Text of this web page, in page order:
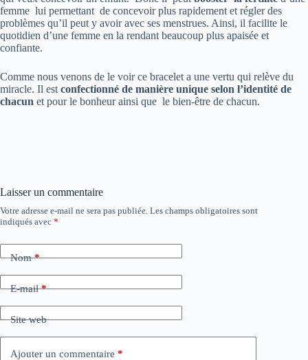
femme lui permettant de concevoir plus rapidement et régler des
problèmes qu’il peut y avoir avec ses menstrues. Ainsi, il facilite le
quotidien d’une femme en la rendant beaucoup plus apaisée et
confiante.
Comme nous venons de le voir ce bracelet a une vertu qui relève du
miracle. Il est confectionné de manière unique selon l’identité de
chacun et pour le bonheur ainsi que le bien-être de chacun.
Laisser un commentaire
Votre adresse e-mail ne sera pas publiée. Les champs obligatoires sont
indiqués avec *
Nom*
E-mail*
Site web
Ajouter un commentaire *